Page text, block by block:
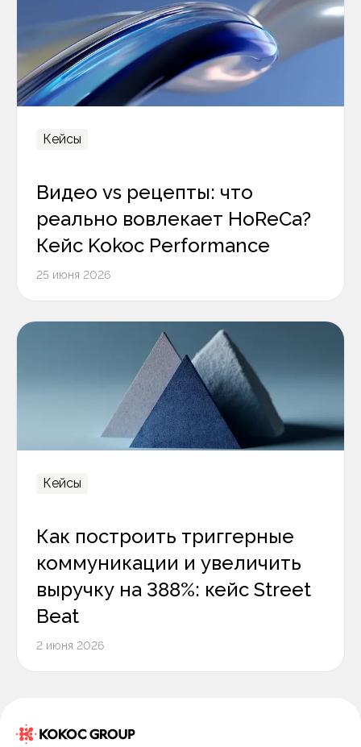
Кейсы
Видео vs рецепты: что
реально вовлекает HoReCa?
Кейс Kokoc Performance
25 июня 2026
Кейсы
Как построить триггерные
коммуникации и увеличить
выручку на 388%: кейс Street
Beat
2 июня 2026